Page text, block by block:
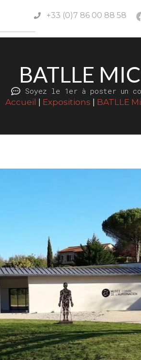
+33 (0)7 86 00 88 58
BATLLE
Soyez le 1er à poster un
Accueil
Expositions BATLLE